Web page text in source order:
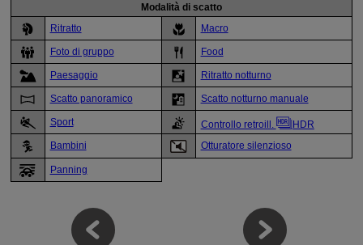
Modalità di scatto
Ritratto Macro
Foto di gruppo Food
Paesaggio Ritratto notturno
Scatto panoramico Scatto notturno manuale
Sport Controllo retroill. HDR
Bambini Otturatore silenzioso
Panning